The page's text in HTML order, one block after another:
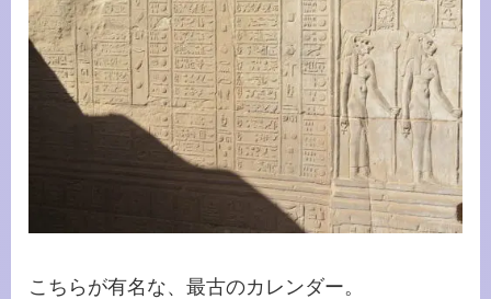
こちらが有名な、最古のカレンダー。